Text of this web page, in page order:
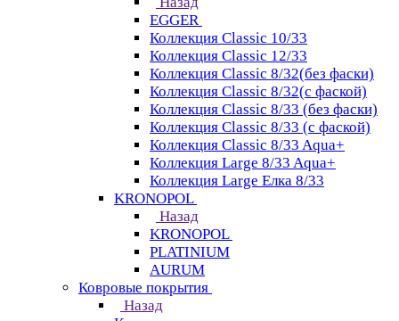
EGGER
Коллекция Classic 10/33
Коллекция Classic 12/33
Коллекция Classic 8/32(без фаски)
Коллекция Classic 8/32(с фаской)
Коллекция Classic 8/33 (без фаски)
Коллекция Classic 8/33 (с фаской)
Коллекция Classic 8/33 Aqua+
Коллекция Large 8/33 Aqua+
Коллекция Large Елка 8/33
KRONOPOL
Назад
KRONOPOL
PLATINIUM
AURUM
Ковровые покрытия
Назад